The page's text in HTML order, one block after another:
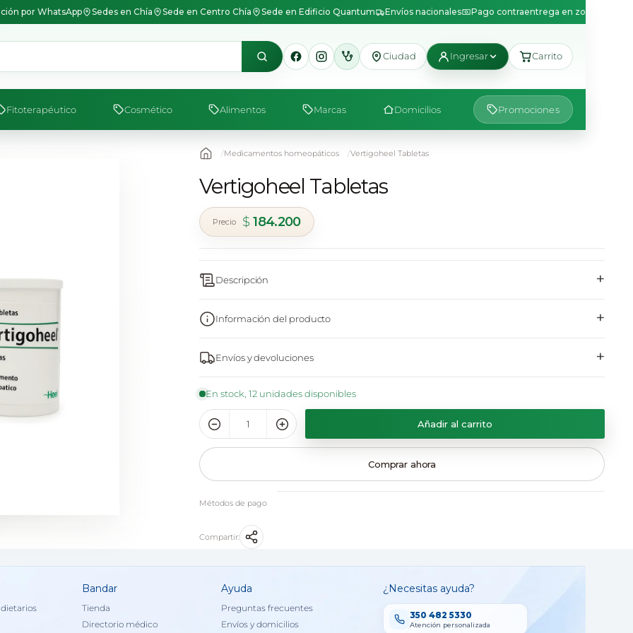
por WhatsApp Sedes en Chía Sede en Centro Chía Sede en Edificio Quantum Envíos nacionales Pago contraentrega en zonas
Ciudad Ingresar Carrito
Fitoterapéutico Cosmético Alimentos Marcas Domicilios Promociones
Medicamentos homeopáticos Vertigoheel Tabletas
Vertigoheel Tabletas
$ 184.200
Descripción +
Información del producto +
Envíos y devoluciones +
En stock, 12 unidades disponibles
Añadir al carrito
Comprar ahora
Métodos de pago
Compartir:
Bandar
Tienda
Directorio médico
Ayuda
Preguntas frecuentes
Envíos y domicilios
¿Necesitas ayuda?
350 482 5330
Atención personalizada